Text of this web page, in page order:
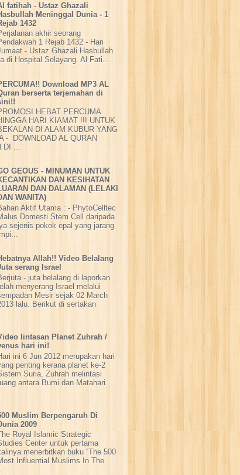
fatihah - Ustaz Ghazali
Meninggal Dunia - 1
1432
akhir seorang
1 Rejab 1432 - Hari
- Ustaz Ghazali Hasbullah
di Hospital Selayang. Al Fati...
Download MP3 AL
berserta terjemahan di
HEBAT PERCUMA
HARI KIAMAT !!! UNTUK
DI ALAM KUBUR YANG
- DOWNLOAD AL QURAN
DI ...
GEOUS - MINUMAN UNTUK
DAN KESIHATAN
DAN DALAMAN (LELAKI
WANITA)
Aktif Utama : - PhytoCelltec
Domesti Stem Cell daripada
sejenis pokok epal yang jarang
Allah!! Video Belalang
serang Israel
- juta belalang di laporkan
menyerang Israel melalui
Mesir sejak 02 March
lalu. Berikut di sertakan
lintasan Planet Zuhrah /
hari ini!
ini 6 Jun 2012 merupakan hari
penting kerana planet ke-2
Suria, Zuhrah melintasi
antara Bumi dan Matahari.
Muslim Berpengaruh Di
2009
Royal Islamic Strategic
Center untuk pertama
menerbitkan buku “The 500
Influential Muslims In The